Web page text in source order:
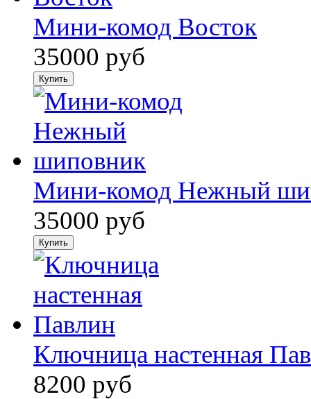
Мини-комод Восток
35000 руб
Мини-комод Нежный
35000 руб
Ключница настенная
8200 руб